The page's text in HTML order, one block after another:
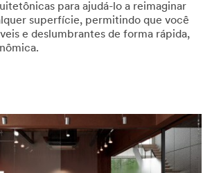
para ajudá-lo a reimaginar
superfície, permitindo que você
e deslumbrantes de forma rápida,